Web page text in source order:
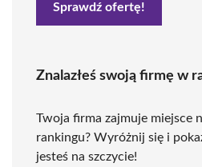
Sprawdź ofertę!
Znalazłeś swoją firmę w
Twoja firma zajmuje miejsce
rankingu? Wyróżnij się i
jesteś na szczycie!